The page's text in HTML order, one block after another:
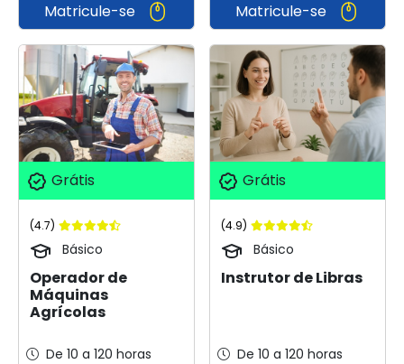
Matricule-se Matricule-se
Grátis
(4.7)
Básico
Operador de
Máquinas
Agrícolas
De 10 a 120 horas
Grátis
(4.9)
Básico
Instrutor de Libras
De 10 a 120 horas